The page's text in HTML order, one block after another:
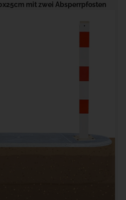
mit zwei Absperrpfosten